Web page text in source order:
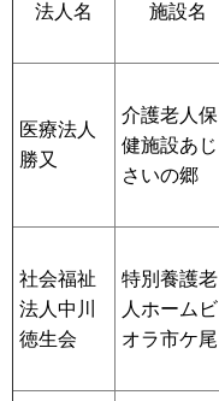
法人名 施設名
医療法人
勝又
介護老人保
健施設あじ
さいの郷
社会福祉
法人中川
徳生会
特別養護老
人ホームビ
オラ市ケ尾